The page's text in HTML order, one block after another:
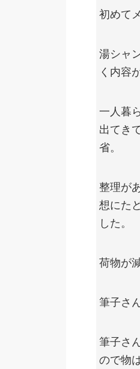
初めて
湯シャ
く内容
一人暮
出てき
省。
整理が
想にた
した。
荷物が
筆子さ
筆子さ
ので物